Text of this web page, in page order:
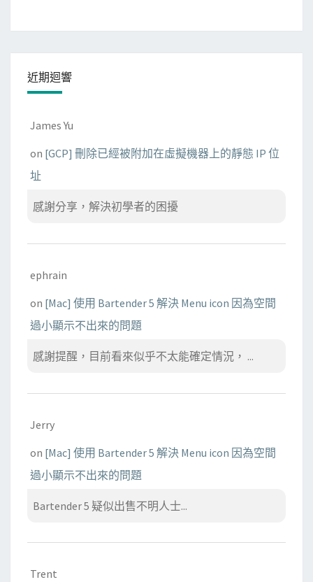
近期迴響
James Yu
on [GCP] 刪除已經被附加在虛擬機器上的靜態 IP 位
址
感謝分享，解決初學者的困擾
ephrain
on [Mac] 使用 Bartender 5 解決 Menu icon 因為空間
過小顯示不出來的問題
感謝提醒，目前看來似乎不太能確定情況， ...
Jerry
on [Mac] 使用 Bartender 5 解決 Menu icon 因為空間
過小顯示不出來的問題
Bartender 5 疑似出售不明人士...
Trent